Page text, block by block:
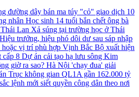
đường dây bán ma túy "cỏ" giao dịch 10
nhân Học sinh 14 tuổi bắn chết ông bà
Lan Xả súng tại trường học ở Thái
Hiệu trưởng, hiệu phó dôi dư sau sáp nhập
vị trí phù hợp Vịnh Bắc Bộ xuất hiện
cấp 8 Dự án cải tạo hạ lưu sông Kim
giờ ra sao? Hà Nội 'chạy đua' giải
Trục không gian QL1A gần 162.000 tỷ
lệnh mới siết quyền công dân theo nơi